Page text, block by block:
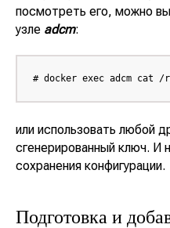
посмотреть его, можно
узле adcm:
# docker exec adcm cat
или использовать любой
сгенерированный ключ. И
сохранения конфигурации.
Подготовка и